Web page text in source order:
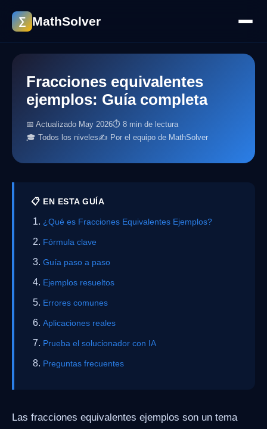
∑ MathSolver
Fracciones equivalentes
ejemplos: Guía completa
📅 Actualizado May 2026⏱ 8 min de lectura
🎓 Todos los niveles✍️ Por el equipo de MathSolver
📋 EN ESTA GUÍA
¿Qué es Fracciones Equivalentes Ejemplos?
Fórmula clave
Guía paso a paso
Ejemplos resueltos
Errores comunes
Aplicaciones reales
Prueba el solucionador con IA
Preguntas frecuentes
Las fracciones equivalentes ejemplos son un tema